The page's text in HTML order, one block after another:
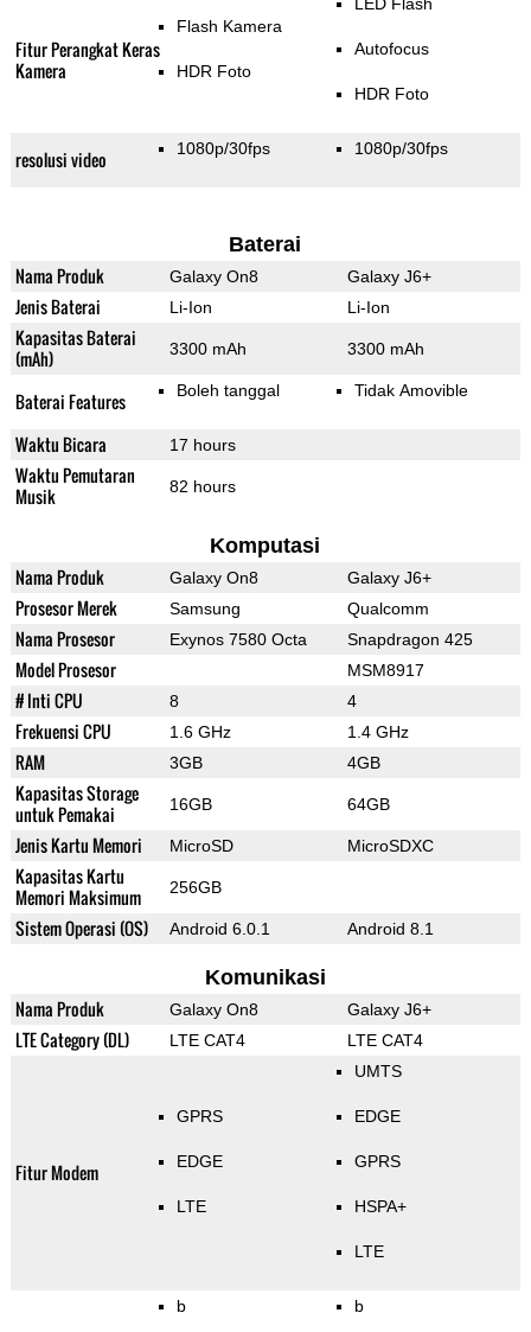
Fitur Perangkat Keras
Kamera
Flash Kamera
HDR Foto
Autofocus
HDR Foto
resolusi video 1080p/30fps 1080p/30fps
Baterai
Nama Produk Galaxy On8 Galaxy J6+
Jenis Baterai Li-Ion Li-Ion
Kapasitas Baterai
(mAh)
3300 mAh 3300 mAh
Baterai Features Boleh tanggal Tidak Amovible
Waktu Bicara 17 hours
Waktu Pemutaran
Musik
82 hours
Komputasi
Nama Produk Galaxy On8 Galaxy J6+
Prosesor Merek Samsung Qualcomm
Nama Prosesor Exynos 7580 Octa Snapdragon 425
Model Prosesor MSM8917
# Inti CPU 8 4
Frekuensi CPU 1.6 GHz 1.4 GHz
RAM 3GB 4GB
Kapasitas Storage
untuk Pemakai
16GB 64GB
Jenis Kartu Memori MicroSD MicroSDXC
Kapasitas Kartu
Memori Maksimum
256GB
Sistem Operasi (OS) Android 6.0.1 Android 8.1
Komunikasi
Nama Produk Galaxy On8 Galaxy J6+
LTE Category (DL) LTE CAT4 LTE CAT4
Fitur Modem
GPRS
EDGE
LTE
UMTS
EDGE
GPRS
HSPA+
LTE
b b